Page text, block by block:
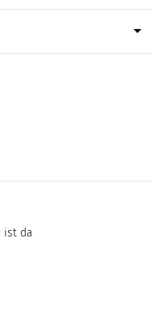
arrow_drop_down
ist da